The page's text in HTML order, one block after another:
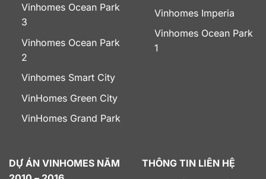
Vinhomes Ocean Park
3
Vinhomes Ocean Park
2
Vinhomes Smart City
VinHomes Green City
VinHomes Grand Park
Vinhomes Imperia
Vinhomes Ocean Park
1
DỰ ÁN VINHOMES NĂM
THÔNG TIN LIÊN HỆ